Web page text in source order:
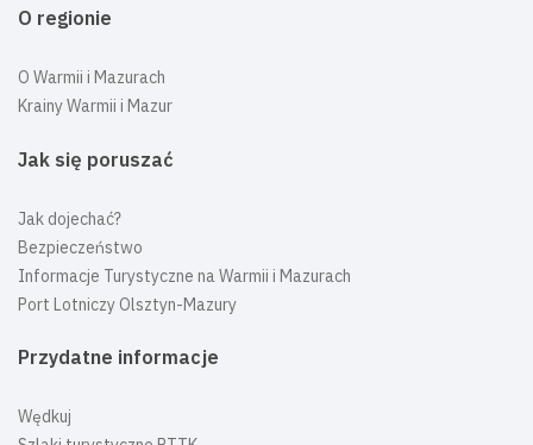
O regionie
O Warmii i Mazurach
Krainy Warmii i Mazur
Jak się poruszać
Jak dojechać?
Bezpieczeństwo
Informacje Turystyczne na Warmii i Mazurach
Port Lotniczy Olsztyn-Mazury
Przydatne informacje
Wędkuj